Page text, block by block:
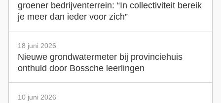
groener bedrijventerrein: “In collectiviteit bereik
je meer dan ieder voor zich”
18 juni 2026
Nieuwe grondwatermeter bij provinciehuis
onthuld door Bossche leerlingen
10 juni 2026